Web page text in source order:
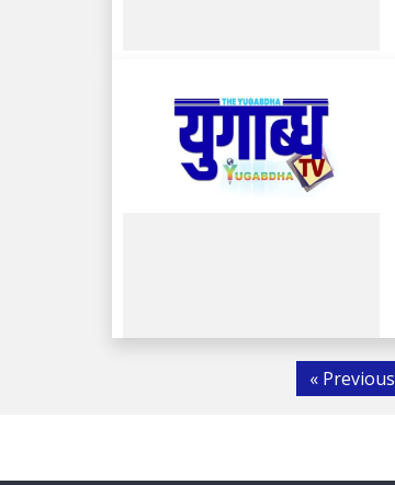
« Previous